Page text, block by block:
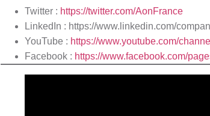
Twitter : https://twitter.com/AonFrance
LinkedIn : https://www.linkedin.com/
YouTube : https://www.youtube.com/
Facebook : https://www.facebook.com/